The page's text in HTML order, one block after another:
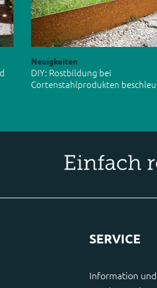
Neuigkeiten
DIY: Rostbildung bei
Cortenstahlprodukten
SERVICE
Information